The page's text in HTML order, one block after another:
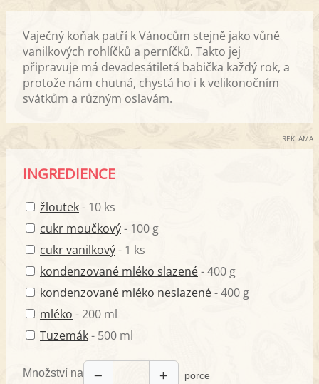
Vaječný koňak patří k Vánocům stejně jako vůně
vanilkových rohlíčků a perníčků. Takto jej
připravuje má devadesátiletá babička každý rok, a
protože nám chutná, chystá ho i k velikonočním
svátkům a různým oslavám.
REKLAMA
INGREDIENCE
žloutek- 10 ks
cukr moučkový- 100 g
cukr vanilkový- 1 ks
kondenzované mléko slazené- 400 g
kondenzované mléko neslazené- 400 g
mléko - 200 ml
Tuzemák- 500 ml
Množství na − + porce